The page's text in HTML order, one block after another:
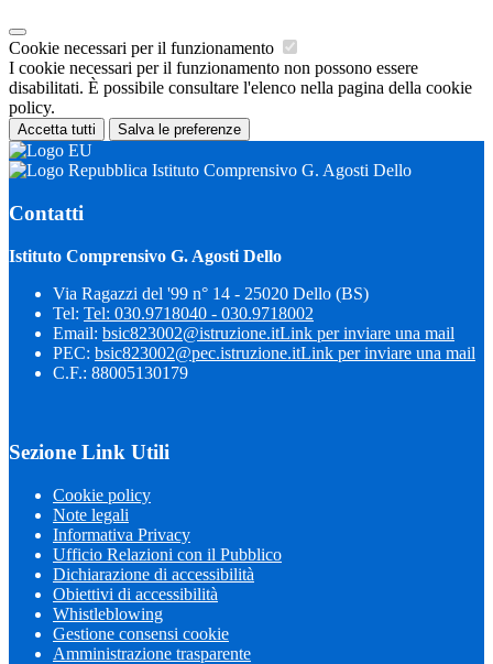
Cookie necessari per il funzionamento
I cookie necessari per il funzionamento non possono essere
disabilitati. È possibile consultare l'elenco nella pagina della cookie
policy.
Accetta tutti Salva le preferenze
Istituto Comprensivo G. Agosti Dello
Contatti
Istituto Comprensivo G. Agosti Dello
Via Ragazzi del '99 n° 14 - 25020 Dello (BS)
Tel: Tel: 030.9718040 - 030.9718002
Email: bsic823002@istruzione.itLink per inviare una mail
PEC: bsic823002@pec.istruzione.itLink per inviare una mail
C.F.: 88005130179
Sezione Link Utili
Cookie policy
Note legali
Informativa Privacy
Ufficio Relazioni con il Pubblico
Dichiarazione di accessibilità
Obiettivi di accessibilità
Whistleblowing
Gestione consensi cookie
Amministrazione trasparente